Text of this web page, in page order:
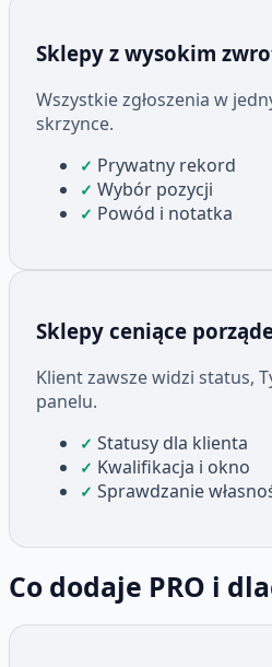
Sklepy z wysokim
Wszystkie zgłoszenia w
skrzynce.
✓ Prywatny rekord
✓ Wybór pozycji
✓ Powód i notatka
Sklepy ceniące
Klient zawsze widzi status,
panelu.
✓ Statusy dla klienta
✓ Kwalifikacja i okno
✓ Sprawdzanie
Co dodaje PRO i